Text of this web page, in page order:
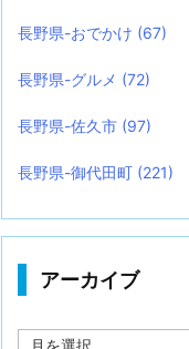
長野県-おでかけ (67)
長野県-グルメ (72)
長野県-佐久市 (97)
長野県-御代田町 (221)
アーカイブ